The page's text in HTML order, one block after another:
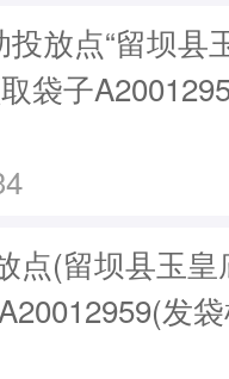
放点“留坝县
袋子
点(留坝县玉
发